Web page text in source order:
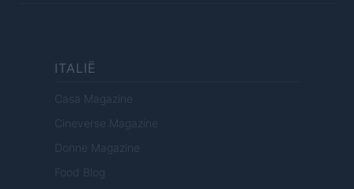
ITALIË
Casa Magazine
Cineverse Magazine
Donne Magazine
Food Blog